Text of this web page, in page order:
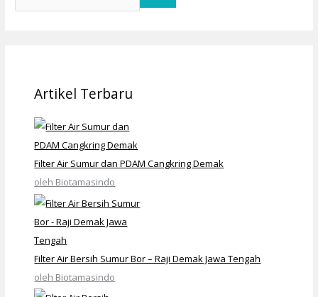
Artikel Terbaru
Filter Air Sumur dan PDAM Cangkring Demak
oleh Biotamasindo
Filter Air Bersih Sumur Bor – Raji Demak Jawa Tengah
oleh Biotamasindo